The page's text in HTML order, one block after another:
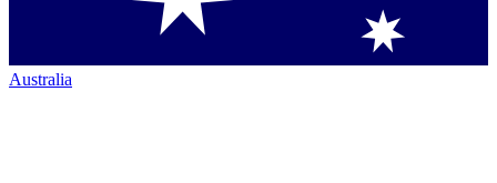
Australia